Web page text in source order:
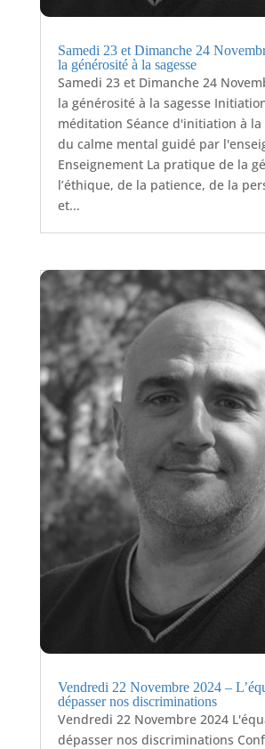
Samedi 23 et Dimanche 24
la générosité à la sagesse
Samedi 23 et Dimanche 24
la générosité à la sagesse
méditation Séance d'initiation à
du calme mental guidé par
Enseignement La pratique de la
l’éthique, de la patience, de la
et...
Vendredi 22 Novembre 2024 –
dépasser nos discriminations
Vendredi 22 Novembre 2024
dépasser nos discriminations